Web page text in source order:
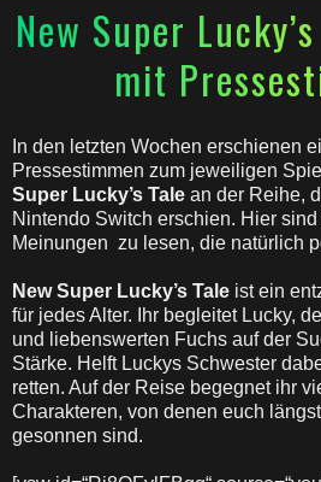
New Super
mit
In den letzten Wochen erschienen
Pressestimmen zum jeweiligen
Super Lucky’s Tale an der Reihe,
Nintendo Switch erschien. Hier
Meinungen zu lesen, die natürlich
New Super Lucky’s Tale ist ein
für jedes Alter. Ihr begleitet Lucky,
und liebenswerten Fuchs auf der
Stärke. Helft Luckys Schwester
retten. Auf der Reise begegnet ihr
Charakteren, von denen euch
gesonnen sind.